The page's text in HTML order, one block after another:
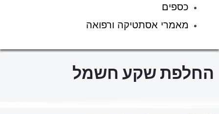
כספים
מאמרי אסתטיקה ורפואה
החלפת שקע חשמל